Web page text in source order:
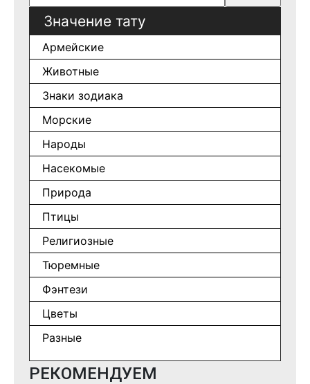
Значение тату
Армейские
Животные
Знаки зодиака
Морские
Народы
Насекомые
Природа
Птицы
Религиозные
Тюремные
Фэнтези
Цветы
Разные
РЕКОМЕНДУЕМ